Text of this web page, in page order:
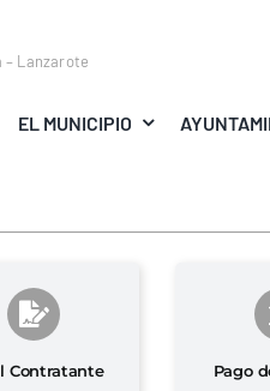
– Lanzarote
EL MUNICIPIO
Contratante Pago